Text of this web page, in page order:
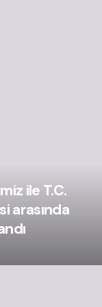
ile T.C.
arasında